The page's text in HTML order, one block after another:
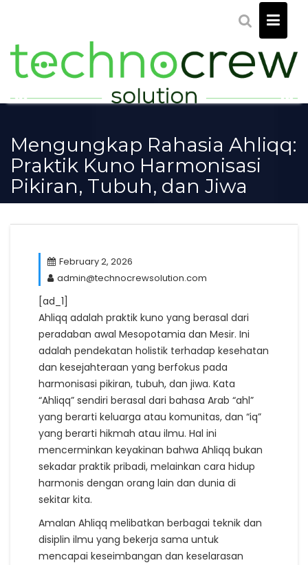
content
Mengungkap Rahasia Ahliqq:
Praktik Kuno Harmonisasi
Pikiran, Tubuh, dan Jiwa
February 2, 2026
admin@technocrewsolution.com
[ad_1]
Ahliqq adalah praktik kuno yang berasal dari
peradaban awal Mesopotamia dan Mesir. Ini
adalah pendekatan holistik terhadap kesehatan
dan kesejahteraan yang berfokus pada
harmonisasi pikiran, tubuh, dan jiwa. Kata
“Ahliqq” sendiri berasal dari bahasa Arab “ahl”
yang berarti keluarga atau komunitas, dan “iq”
yang berarti hikmah atau ilmu. Hal ini
mencerminkan keyakinan bahwa Ahliqq bukan
sekadar praktik pribadi, melainkan cara hidup
harmonis dengan orang lain dan dunia di
sekitar kita.
Amalan Ahliqq melibatkan berbagai teknik dan
disiplin ilmu yang bekerja sama untuk
mencapai keseimbangan dan keselarasan